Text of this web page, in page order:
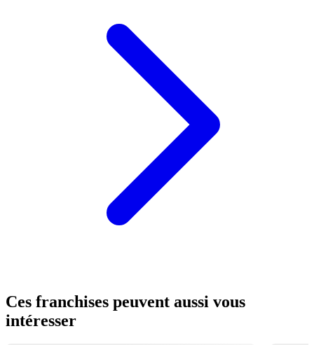
Ces franchises peuvent aussi vous
intéresser